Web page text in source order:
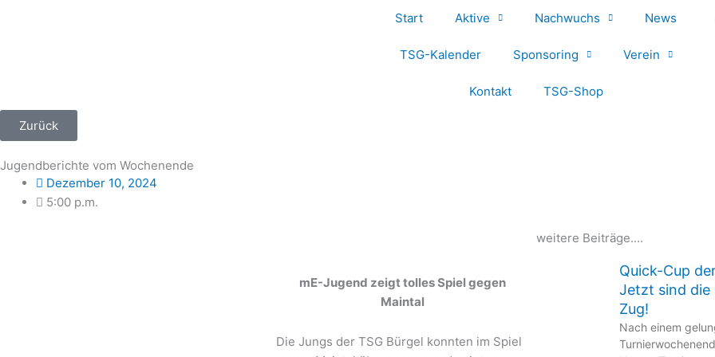
Start Aktive Nachwuchs News
TSG-Kalender Sponsoring Verein
Kontakt TSG-Shop
Zurück
Jugendberichte vom Wochenende
Dezember 10, 2024
5:00 p.m.
mE-Jugend zeigt tolles Spiel gegen
Maintal
Die Jungs der TSG Bürgel konnten im Spiel
weitere Beiträge....
Quick-Cup
Jetzt sind die
Zug!
Nach einem